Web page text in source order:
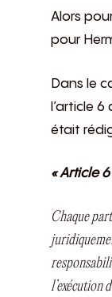
Alors
pour
Dans le
l’article
était
« Article
Chaque
l’exécution